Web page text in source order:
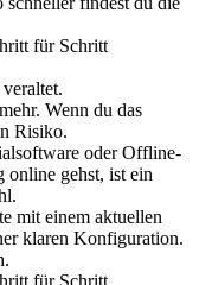
für Schritt
Wenn du das
Risiko.
oder Offline-
online gehst, ist ein
mit einem aktuellen
klaren Konfiguration.
für Schritt